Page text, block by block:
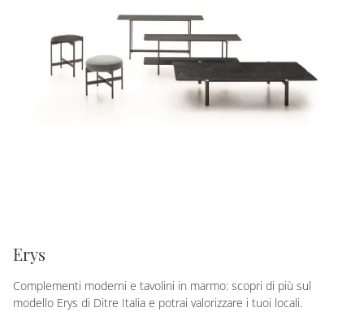
Erys
Complementi moderni e tavolini in marmo: scopri di più sul
modello Erys di Ditre Italia e potrai valorizzare i tuoi locali.